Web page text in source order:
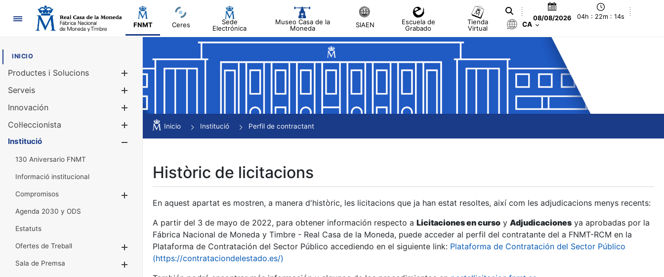
Navegació
FNMT Ceres
Sede
Electrónica
Museo Casa de la
Moneda
SIAEN
Escuela de
Grabado
Tienda
Virtual
08/08/2026 04h : 22m : 14s
CA
INICIO
Productes i Solucions
Mostra/Amaga
Serveis
Innovación
Col·leccionista
Mostra/Amaga
Institució
130 Aniversario FNMT
Informació institucional
Compromisos
Agenda 2030 y ODS
Estatuts
Ofertes de Treball
Mostra/Amaga
Sala de Premsa
Mostra/Amaga
Inicio Institució Perfil de contractant
Històric de licitacions
En aquest apartat es mostren, a manera d'històric, les licitacions que ja han estat resoltes, així com les adjudicacions menys recents:
A partir del 3 de mayo de 2022, para obtener información respecto a Licitaciones en curso y Adjudicaciones ya aprobadas por la
Fábrica Nacional de Moneda y Timbre - Real Casa de la Moneda, puede acceder al perfil del contratante del a FNMT-RCM en la
Plataforma de Contratación del Sector Público accediendo en el siguiente link: Plataforma de Contratación del Sector Público
(https://contrataciondelestado.es/)